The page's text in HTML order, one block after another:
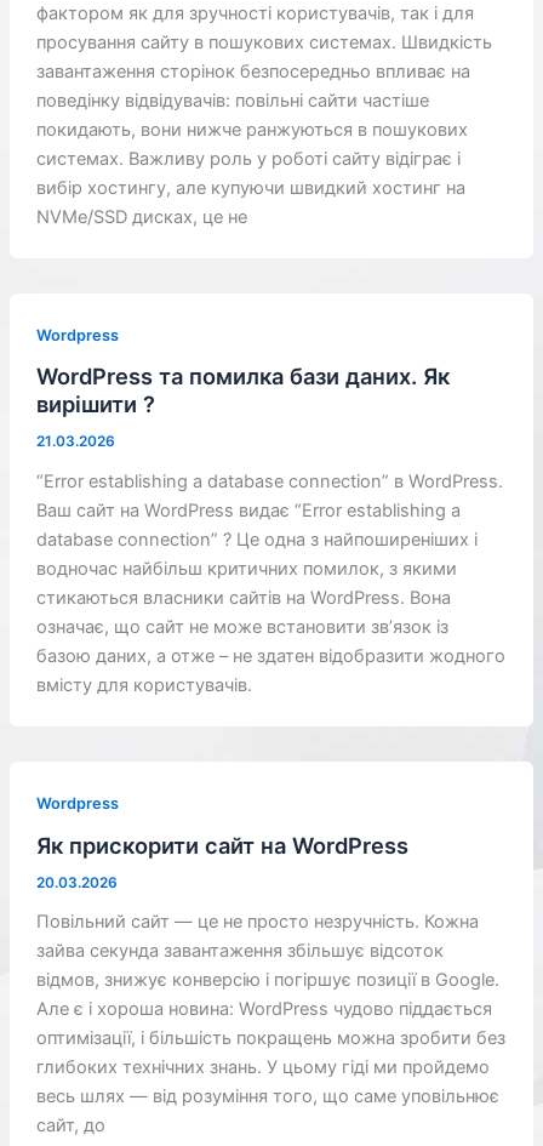
фактором як для зручності користувачів, так і для
просування сайту в пошукових системах. Швидкість
завантаження сторінок безпосередньо впливає на
поведінку відвідувачів: повільні сайти частіше
покидають, вони нижче ранжуються в пошукових
системах. Важливу роль у роботі сайту відіграє і
вибір хостингу, але купуючи швидкий хостинг на
NVMe/SSD дисках, це не
Wordpress
WordPress та помилка бази даних. Як
вирішити ?
21.03.2026
“Error establishing a database connection” в WordPress.
Ваш сайт на WordPress видає “Error establishing a
database connection” ? Це одна з найпоширеніших і
водночас найбільш критичних помилок, з якими
стикаються власники сайтів на WordPress. Вона
означає, що сайт не може встановити зв’язок із
базою даних, а отже – не здатен відобразити жодного
вмісту для користувачів.
Wordpress
Як прискорити сайт на WordPress
20.03.2026
Повільний сайт — це не просто незручність. Кожна
зайва секунда завантаження збільшує відсоток
відмов, знижує конверсію і погіршує позиції в Google.
Але є і хороша новина: WordPress чудово піддається
оптимізації, і більшість покращень можна зробити без
глибоких технічних знань. У цьому гіді ми пройдемо
весь шлях — від розуміння того, що саме уповільнює
сайт, до